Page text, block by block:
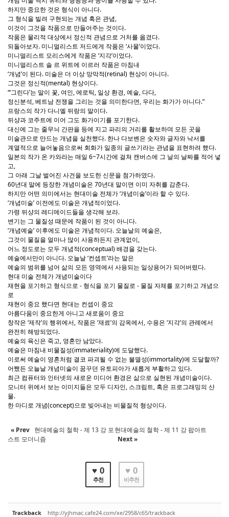
하지만 중요한 것은 형식이 아니다.
그 형식을 빌려 구현되는 개념 혹은 관념,
이것이 그것을 작품으로 만들어주는 것이다.
작품은 물리적 대상에서 정신적 관념으로 거처를 옮겼다.
되돌아보자. 미니멀리스트 저드에게 작품은 ‘사물’이었다.
미니멀리스트 모리스에게 작품은 ‘지각’이었다.
미니멀리스트 솔 르 위트에 이르러 작품은 마침내
‘개념’이 된다. 미술은 더 이상 망막적(retinal) 현상이 아니다.
그것은 정신적(mental) 현상이다.
“‘그린다’는 말이 꽃, 여인, 에로틱, 일상 환경, 예술, 다다,
정신분석, 베트남 전쟁을 그리는 것을 의미한다면, 우리는 화가가 아니다.”
프랑스의 작가 다니엘 뒤랑의 말이다.
뒤샹과 코주트에 이어 그도 화가이기를 포기한다.
대신에 그는 줄무늬 간판을 등에 지고 파리의 거리를 활보하며 모든 곳을
미술관으로 만드는 개념을 실천했다. 한나 다보벤은 숫자와 글자와 낙서를
계열적으로 늘어놓음으로써 회화가 일종의 글쓰기라는 관념을 표현하려 했다.
일본의 작가 온 카와라는 매일 6~7시간에 걸쳐 캔버스에 그 날의 날짜를 적어 넣
고,
그 아래 그날 벌어진 사건을 보도한 신문을 첨가하였다.
60년대 말에 등장한 개념미술은 70년대 말이면 이미 자취를 감춘다.
하지만 어떤 의미에서는 현대미술 전체가 ‘개념미술’이라 할 수 있다.
‘개념미술’ 이전에도 미술은 개념적이었다.
가령 뒤샹의 레디메이드들을 생각해 보라.
변기는 그 물질성 때문에 작품이 된 것이 아니다.
‘개념예술’ 이후에도 미술은 개념적이다. 오늘날의 예술은,
그것이 물질을 얼마나 많이 사용하든지 관계없이,
어느 정도로는 모두 개념적(conceptual) 배경을 갖는다.
예술에서만이 아니다. 오늘날 ‘컨셉트’라는 말은
예술의 범위를 넘어 삶의 모든 영역에서 사용되는 일상용어가 되어버렸다.
현대 미술 전체가 개념미술이다
재현을 포기하고 형식으로 - 형식을 포기 물질로 - 물질 자체를 포기하고 개념으
로
재현이 중요 했다면 현대는 컨셉이 중요
아름다움이 중요한게 아니고 새로움이 중요
창작은 ‘제작’의 행위에서, 작품은 ‘재료’의 감옥에서, 수용은 ‘지각’의 관례에서
완전히 해방되었다.
예술의 육신은 죽고, 영혼만 남았다.
예술은 마침내 비물질성(immateriality)에 도달했다.
이로써 예술이 영혼처럼 결코 파괴될 수 없는 불멸성(immortality)에 도달할까?
어쨌든 오늘날 개념미술이 꿈꾸던 유토피아가 새롭게 부활하고 있다.
최근 컴퓨터와 인터넷의 새로운 미디어 환경은 삶으로 실현된 개념미술이다.
모니터 위에서 보는 이미지들은 모두 디자인, 스크립트, 혹은 프로그래밍의 산
물.
한 마디로 개념(concept)으로 빚어내는 비물질적 형상이다.
« Prev 현대예술의 철학 - 제 13 강 포
스트 모더니즘
현대예술의 철학 - 제 11 강 팝아트
Next »
♥ 0
추천
♥ 0
비추천
Trackback http://yjhmac.cafe24.com/xe/2958/c65/trackback